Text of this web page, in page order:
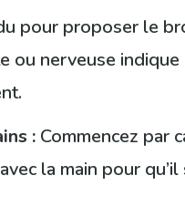
pour proposer le
ou nerveuse indique
: Commencez par
la main pour qu’il